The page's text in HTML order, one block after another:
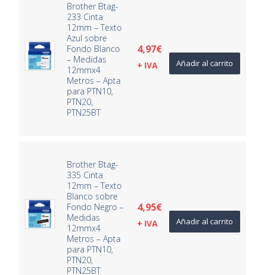
Brother Btag-
233 Cinta
12mm – Texto
Azul sobre
Fondo Blanco
– Medidas
12mmx4
Metros – Apta
para PTN10,
PTN20,
PTN25BT
4,97€
+ IVA Añadir al carrito
Brother Btag-
335 Cinta
12mm – Texto
Blanco sobre
Fondo Negro –
Medidas
12mmx4
Metros – Apta
para PTN10,
PTN20,
PTN25BT
4,95€
+ IVA Añadir al carrito